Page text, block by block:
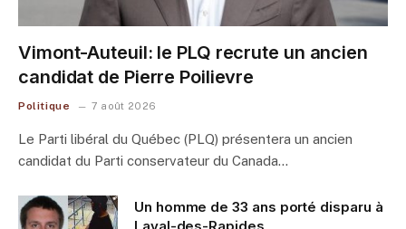
Vimont-Auteuil: le PLQ recrute un ancien
candidat de Pierre Poilievre
Politique 7 août 2026
Le Parti libéral du Québec (PLQ) présentera un ancien
candidat du Parti conservateur du Canada…
Un homme de 33 ans porté disparu à